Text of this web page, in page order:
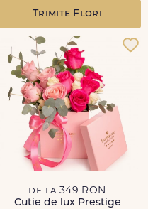
Trimite Flori
de la 349 RON
Cutie de lux Prestige